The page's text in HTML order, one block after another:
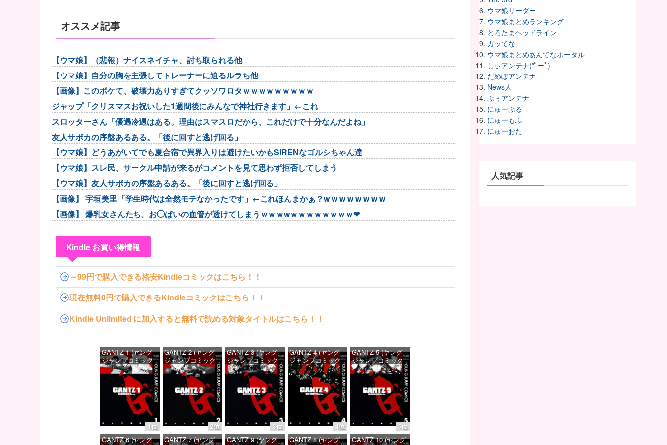
オススメ記事
【ウマ娘】（悲報）ナイスネイチャ、討ち取られる他
【ウマ娘】自分の胸を主張してトレーナーに迫るルラち他
【画像】このボケて、破壊力ありすぎてクッソワロタｗｗｗｗｗｗｗｗｗ
ジャップ「クリスマスお祝いした1週間後にみんなで神社行きます」←これ
スロッターさん「優遇冷遇はある。理由はスマスロだから、これだけで十分なんだよね」
友人サポカの序盤あるある。「後に回すと逃げ回る」
【ウマ娘】どうあがいてでも夏合宿で異界入りは避けたいかもSIRENなゴルシちゃん達
【ウマ娘】スレ民、サークル申請が来るがコメントを見て思わず拒否してしまう
【ウマ娘】友人サポカの序盤あるある。「後に回すと逃げ回る」
【画像】 宇垣美里「学生時代は全然モテなかったです」←これほんまかぁ？w w w w w w w w
【画像】 爆乳女さんたち、お◯ぱいの血管が透けてしまうｗｗｗwｗｗｗｗｗｗｗｗ❤
Kindle お買い得情報
～99円で購入できる格安Kindleコミックはこちら！！
現在無料0円で購入できるKindleコミックはこちら！！
Kindle Unlimited に加入すると無料で読める対象タイトルはこちら！！
1位
GANTZ 1 (ヤング
ジャンプコミック
スDIGITAL)
価格：¥100
2位
GANTZ 2 (ヤング
ジャンプコミック
スDIGITAL)
価格：¥100
3位
GANTZ 3 (ヤング
ジャンプコミック
スDIGITAL)
価格：¥100
4位
GANTZ 4 (ヤング
ジャンプコミック
スDIGITAL)
価格：¥100
5位
GANTZ 5 (ヤング
ジャンプコミック
スDIGITAL)
価格：¥100
GANTZ 6 (ヤング
GANTZ 7 (ヤング
GANTZ 9 (ヤング
GANTZ 8 (ヤング
GANTZ 10 (ヤング
ウマ娘リーダー
ウマ娘まとめランキング
とろたまヘッドライン
ガッてな
ウマ娘まとめあんてなポータル
しぃアンテナ(*ﾟーﾟ)
だめぽアンテナ
News人
ぷぅアンテナ
にゅーぷる
にゅーもふ
にゅーおた
人気記事